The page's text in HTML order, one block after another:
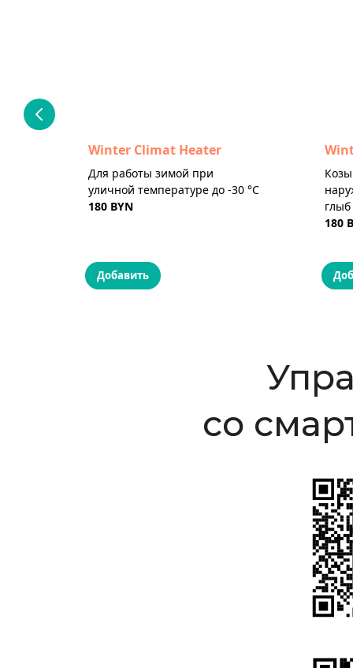
Winter Climat Heater
Для работы зимой при
уличной температуре до -30 °C
180 BYN
Добавить
180
со